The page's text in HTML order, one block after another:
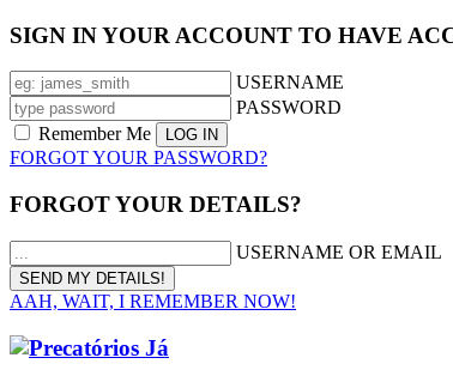
SIGN IN YOUR ACCOUNT TO HAVE
USERNAME
PASSWORD
Remember Me
FORGOT YOUR PASSWORD?
FORGOT YOUR DETAILS?
USERNAME OR EMAIL
AAH, WAIT, I REMEMBER NOW!